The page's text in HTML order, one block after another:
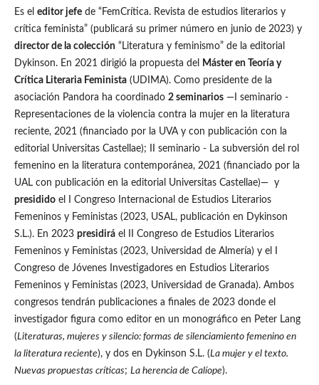
Es el editor jefede “FemCrítica. Revista de estudios literarios y
crítica feminista” (publicará su primer número en junio de 2023) y
director de la colección“Literatura y feminismo” de la editorial
Dykinson. En 2021 dirigió la propuesta del
Máster en Teoría y
Crítica Literaria Feminista(UDIMA). Como presidente de la
asociación Pandora ha coordinado 2 seminarios—I seminario -
Representaciones de la violencia contra la mujer en la literatura
reciente, 2021 (financiado por la UVA y con publicación con la
editorial Universitas Castellae); II seminario - La subversión del rol
femenino en la literatura contemporánea, 2021 (financiado por la
UAL con publicación en la editorial Universitas Castellae)— y
presididoel I Congreso Internacional de Estudios Literarios
Femeninos y Feministas (2023, USAL, publicación en Dykinson
S.L.). En 2023 presidiráel II Congreso de Estudios Literarios
Femeninos y Feministas (2023, Universidad de Almería) y el I
Congreso de Jóvenes Investigadores en Estudios Literarios
Femeninos y Feministas (2023, Universidad de Granada). Ambos
congresos tendrán publicaciones a finales de 2023 donde el
investigador figura como editor en un monográfico en Peter Lang
(Literaturas, mujeres y silencio: formas de silenciamiento femenino en
la literatura reciente), y dos en Dykinson S.L. (La mujer y el texto.
Nuevas propuestas críticas; La herencia de Calíope).